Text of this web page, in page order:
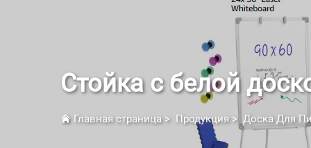
Стойка с белой
Главная страница> Продукция> Доска Для